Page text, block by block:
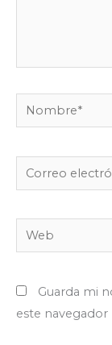
Nombre*
Correo
electrónico*
Web
Guarda mi
este